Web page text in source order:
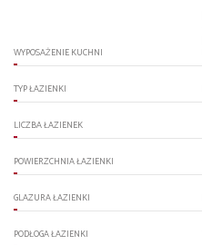
WYPOSAŻENIE KUCHNI
TYP ŁAZIENKI
LICZBA ŁAZIENEK
POWIERZCHNIA ŁAZIENKI
GLAZURA ŁAZIENKI
PODŁOGA ŁAZIENKI